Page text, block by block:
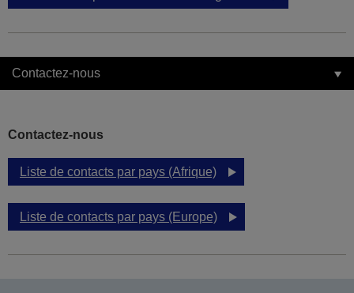
Contactez-nous
Contactez-nous
Liste de contacts par pays (Afrique)
Liste de contacts par pays (Europe)